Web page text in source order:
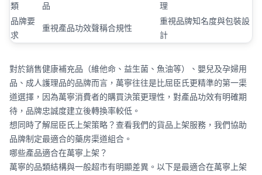
類
品
理
品牌要
求
重視產品功效聲稱合規性
重視品牌知名度與包裝設
計
對於銷售健康補充品（維他命、益生菌、魚油等）、嬰兒及孕婦用
品、成人護理品的品牌而言，萬寧往往是比屈臣氏更精準的第一渠
道選擇，因為萬寧消費者的購買決策更理性，對產品功效有明確期
待，品牌忠誠度建立後轉換率較低。
想同時了解屈臣氏上架策略？查看我們的貨品上架服務 ，我們協助
品牌制定最適合的藥房渠道組合。
哪些產品適合在萬寧上架？
萬寧的品類結構與一般超市有明顯差異。以下是最適合在萬寧上架